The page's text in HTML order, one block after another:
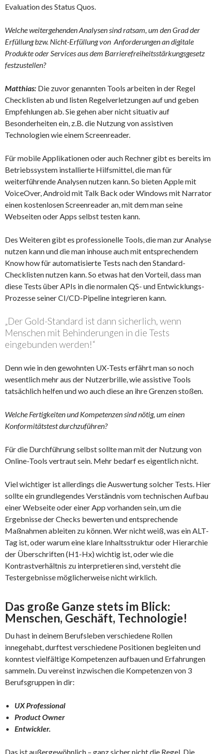
Evaluation des Status Quos.
Welche weitergehenden Analysen sind ratsam, um den Grad der
Erfüllung bzw. Nicht-Erfüllung von Anforderungen an digitale
Produkte oder Services aus dem Barrierefreiheitsstärkungsgesetz
festzustellen?
Matthias: Die zuvor genannten Tools arbeiten in der Regel
Checklisten ab und listen Regelverletzungen auf und geben
Empfehlungen ab. Sie gehen aber nicht situativ auf
Besonderheiten ein, z.B. die Nutzung von assistiven
Technologien wie einem Screenreader.
Für mobile Applikationen oder auch Rechner gibt es bereits im
Betriebssystem installierte Hilfsmittel, die man für
weiterführende Analysen nutzen kann. So bieten Apple mit
VoiceOver, Android mit Talk Back oder Windows mit Narrator
einen kostenlosen Screenreader an, mit dem man seine
Webseiten oder Apps selbst testen kann.
Des Weiteren gibt es professionelle Tools, die man zur Analyse
nutzen kann und die man inhouse auch mit entsprechendem
Know how für automatisierte Tests nach den Standard-
Checklisten nutzen kann. So etwas hat den Vorteil, dass man
diese Tests über APIs in die normalen QS- und Entwicklungs-
Prozesse seiner CI/CD-Pipeline integrieren kann.
„Der Gold-Standard ist dann sicherlich, wenn
Menschen mit Behinderungen in die Tests
eingebunden werden!“
Denn wie in den gewohnten UX-Tests erfährt man so noch
wesentlich mehr aus der Nutzerbrille, wie assistive Tools
tatsächlich helfen und wo auch diese an ihre Grenzen stoßen.
Welche Fertigkeiten und Kompetenzen sind nötig, um einen
Konformitätstest durchzuführen?
Für die Durchführung selbst sollte man mit der Nutzung von
Online-Tools vertraut sein. Mehr bedarf es eigentlich nicht.
Viel wichtiger ist allerdings die Auswertung solcher Tests. Hier
sollte ein grundlegendes Verständnis vom technischen Aufbau
einer Webseite oder einer App vorhanden sein, um die
Ergebnisse der Checks bewerten und entsprechende
Maßnahmen ableiten zu können. Wer nicht weiß, was ein ALT-
Tag ist, oder warum eine klare Inhaltsstruktur oder Hierarchie
der Überschriften (H1-Hx) wichtig ist, oder wie die
Kontrastverhältnis zu interpretieren sind, versteht die
Testergebnisse möglicherweise nicht wirklich.
Das große Ganze stets im Blick:
Menschen, Geschäft, Technologie!
Du hast in deinem Berufsleben verschiedene Rollen
innegehabt, durftest verschiedene Positionen begleiten und
konntest vielfältige Kompetenzen aufbauen und Erfahrungen
sammeln. Du vereinst inzwischen die Kompetenzen von 3
Berufsgruppen in dir:
UX Professional
Product Owner
Entwickler.
Das ist außergewöhnlich – ganz sicher nicht die Regel. Die